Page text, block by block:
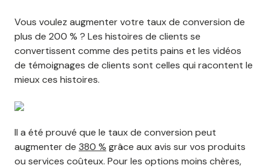
Vous voulez augmenter votre taux de conversion de
plus de 200 % ? Les histoires de clients se
convertissent comme des petits pains et les vidéos
de témoignages de clients sont celles qui racontent le
mieux ces histoires.
Il a été prouvé que le taux de conversion peut
augmenter de 380 % grâce aux avis sur vos produits
ou services coûteux. Pour les options moins chères,